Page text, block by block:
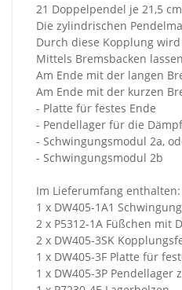
21 Doppelpendel je 21,5
Die zylindrischen
Durch diese Kopplung
Mittels Bremsbacken
Am Ende mit der langen
Am Ende mit der kurzen
- Platte für festes Ende
- Pendellager für die
- Schwingungsmodul 2a,
- Schwingungsmodul 2b
Im Lieferumfang enthalten:
1 x DW405-1A1
2 x P5312-1A Füßchen mit
2 x DW405-3SK
1 x DW405-3F Platte für
1 x DW405-3P Pendellager